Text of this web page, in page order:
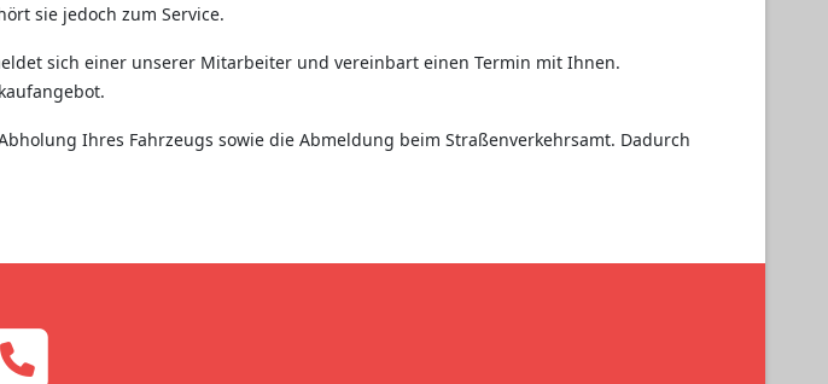
sie jedoch zum Service.
sich einer unserer Mitarbeiter und vereinbart einen Termin mit Ihnen.
Ihres Fahrzeugs sowie die Abmeldung beim Straßenverkehrsamt. Dadurch